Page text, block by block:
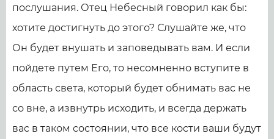
послушания. Отец Небесный говорил как бы:
хотите достигнуть до этого? Слушайте же, что
Он будет внушать и заповедывать вам. И если
пойдете путем Его, то несомненно вступите в
область света, который будет обнимать вас не
со вне, а извнутрь исходить, и всегда держать
вас в таком состоянии, что все кости ваши будут